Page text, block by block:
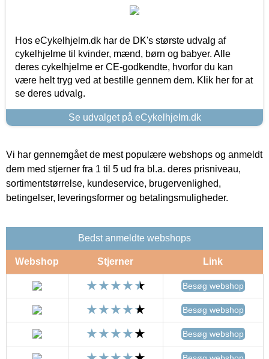
Hos eCykelhjelm.dk har de DK's største udvalg af
cykelhjelme til kvinder, mænd, børn og babyer. Alle
deres cykelhjelme er CE-godkendte, hvorfor du kan
være helt tryg ved at bestille gennem dem. Klik her for at
se deres udvalg.
Se udvalget på eCykelhjelm.dk
Vi har gennemgået de mest populære webshops og anmeldt
dem med stjerner fra 1 til 5 ud fra bl.a. deres prisniveau,
sortimentstørrelse, kundeservice, brugervenlighed,
betingelser, leveringsformer og betalingsmuligheder.
Bedst anmeldte webshops
Webshop Stjerner Link
Besøg webshop
Besøg webshop
Besøg webshop